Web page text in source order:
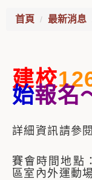
首頁 最新消息
建校
始報名
詳細資訊請參閱
賽會時間地點
區室內外運動